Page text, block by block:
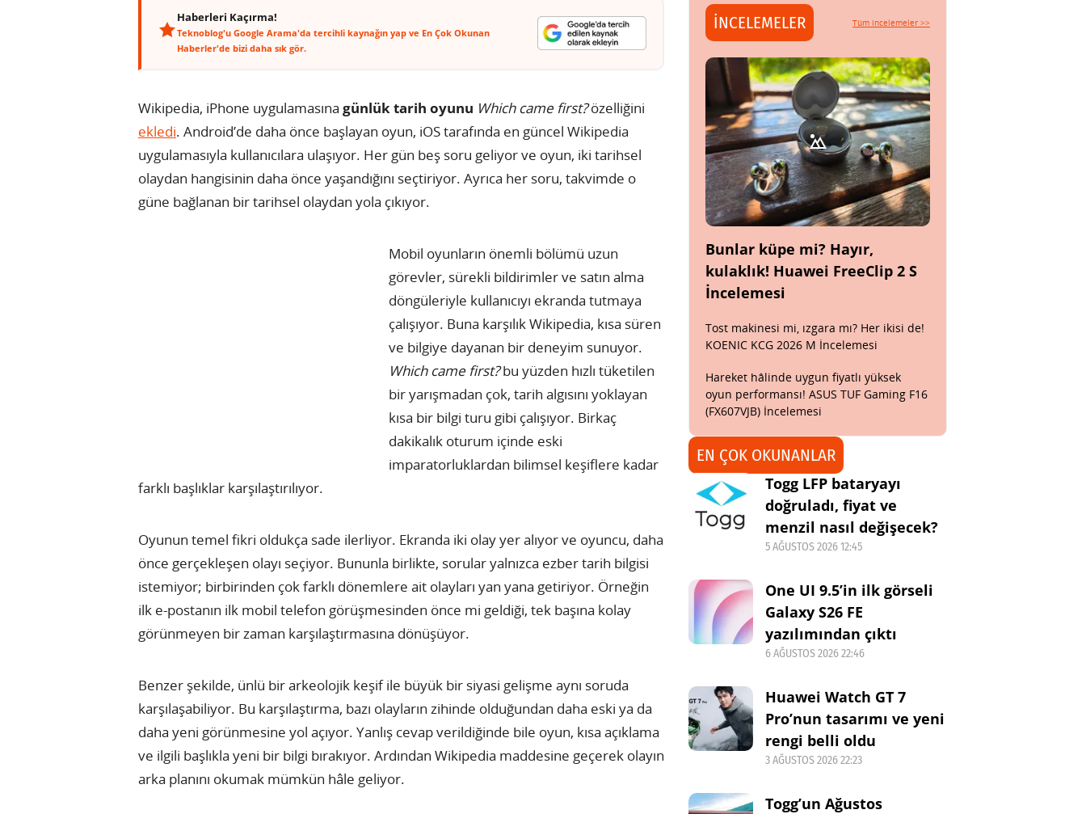
Haberleri Kaçırma!
Teknoblog'u Google Arama'da tercihli kaynağın yap ve En Çok Okunan
Haberler'de bizi daha sık gör.
Wikipedia, iPhone uygulamasına günlük tarih oyunu Which came first?özelliğini
ekledi. Android’de daha önce başlayan oyun, iOS tarafında en güncel Wikipedia
uygulamasıyla kullanıcılara ulaşıyor. Her gün beş soru geliyor ve oyun, iki tarihsel
olaydan hangisinin daha önce yaşandığını seçtiriyor. Ayrıca her soru, takvimde o
güne bağlanan bir tarihsel olaydan yola çıkıyor.
Mobil oyunların önemli bölümü uzun
görevler, sürekli bildirimler ve satın alma
döngüleriyle kullanıcıyı ekranda tutmaya
çalışıyor. Buna karşılık Wikipedia, kısa süren
ve bilgiye dayanan bir deneyim sunuyor.
Which came first?bu yüzden hızlı tüketilen
bir yarışmadan çok, tarih algısını yoklayan
kısa bir bilgi turu gibi çalışıyor. Birkaç
dakikalık oturum içinde eski
imparatorluklardan bilimsel keşiflere kadar
farklı başlıklar karşılaştırılıyor.
Oyunun temel fikri oldukça sade ilerliyor. Ekranda iki olay yer alıyor ve oyuncu, daha
önce gerçekleşen olayı seçiyor. Bununla birlikte, sorular yalnızca ezber tarih bilgisi
istemiyor; birbirinden çok farklı dönemlere ait olayları yan yana getiriyor. Örneğin
ilk e-postanın ilk mobil telefon görüşmesinden önce mi geldiği, tek başına kolay
görünmeyen bir zaman karşılaştırmasına dönüşüyor.
Benzer şekilde, ünlü bir arkeolojik keşif ile büyük bir siyasi gelişme aynı soruda
karşılaşabiliyor. Bu karşılaştırma, bazı olayların zihinde olduğundan daha eski ya da
daha yeni görünmesine yol açıyor. Yanlış cevap verildiğinde bile oyun, kısa açıklama
ve ilgili başlıkla yeni bir bilgi bırakıyor. Ardından Wikipedia maddesine geçerek olayın
arka planını okumak mümkün hâle geliyor.
İNCELEMELER Tüm incelemeler >>
Bunlar küpe mi? Hayır,
kulaklık! Huawei FreeClip 2 S
İncelemesi
Tost makinesi mi, ızgara mı? Her ikisi de!
KOENIC KCG 2026 M İncelemesi
Hareket hâlinde uygun fiyatlı yüksek
oyun performansı! ASUS TUF Gaming F16
(FX607VJB) İncelemesi
EN ÇOK OKUNANLAR
Togg LFP bataryayı
doğruladı, fiyat ve
menzil nasıl değişecek?
5 AĞUSTOS 2026 12:45
One UI 9.5’in ilk görseli
Galaxy S26 FE
yazılımından çıktı
6 AĞUSTOS 2026 22:46
Huawei Watch GT 7
Pro’nun tasarımı ve yeni
rengi belli oldu
3 AĞUSTOS 2026 22:23
Togg’un Ağustos